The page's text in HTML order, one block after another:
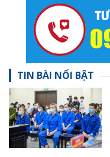
TIN BÀI NỔI BẬT